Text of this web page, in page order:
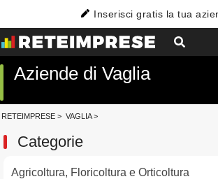
Inserisci gratis la tua
Aziende di Vaglia
RETEIMPRESE > VAGLIA>
Categorie
Agricoltura, Floricoltura e Orticoltura